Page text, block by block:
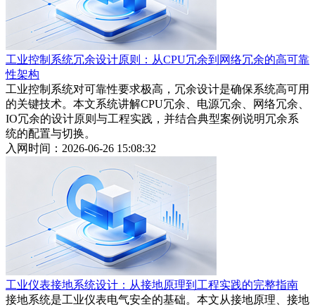
工业控制系统冗余设计原则：从CPU冗余到网络冗余的高可靠
性架构
工业控制系统对可靠性要求极高，冗余设计是确保系统高可用
的关键技术。本文系统讲解CPU冗余、电源冗余、网络冗余、
IO冗余的设计原则与工程实践，并结合典型案例说明冗余系
统的配置与切换。
入网时间：2026-06-26 15:08:32
工业仪表接地系统设计：从接地原理到工程实践的完整指南
接地系统是工业仪表电气安全的基础。本文从接地原理、接地